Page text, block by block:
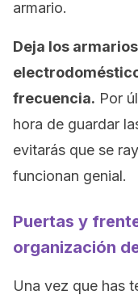
armario.
Deja los
frecuencia. Por
hora de guardar
evitarás que se
funcionan genial.
Puertas y
organización
Una vez que has